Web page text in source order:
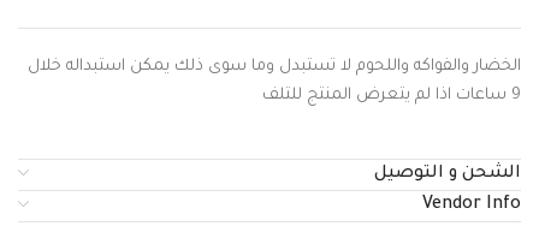
الخضار والفواكه واللحوم لا تستبدل وما سوى ذلك يمكن استبداله خلال
9 ساعات اذا لم يتعرض المنتج للتلف
الشحن و التوصيل
Vendor Info